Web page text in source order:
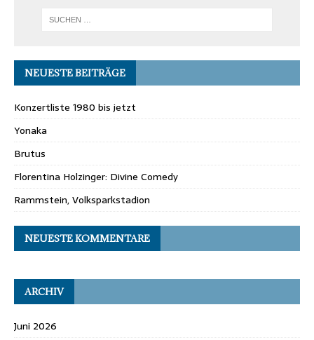
NEUESTE BEITRÄGE
Konzertliste 1980 bis jetzt
Yonaka
Brutus
Florentina Holzinger: Divine Comedy
Rammstein, Volksparkstadion
NEUESTE KOMMENTARE
ARCHIV
Juni 2026